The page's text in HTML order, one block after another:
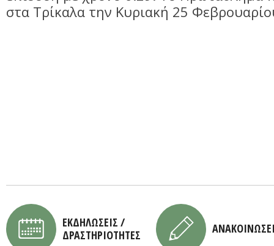
στα Τρίκαλα την Κυριακή 25
ΕΚΔΗΛΩΣΕΙΣ /
ΔΡΑΣΤΗΡΙΟΤΗΤΕΣ